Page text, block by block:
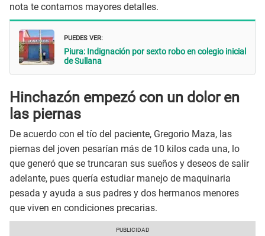
nota te contamos mayores detalles.
PUEDES VER:
Piura: Indignación por sexto robo en colegio inicial
de Sullana
Hinchazón empezó con un dolor en
las piernas
De acuerdo con el tío del paciente, Gregorio Maza, las
piernas del joven pesarían más de 10 kilos cada una, lo
que generó que se truncaran sus sueños y deseos de salir
adelante, pues quería estudiar manejo de maquinaria
pesada y ayuda a sus padres y dos hermanos menores
que viven en condiciones precarias.